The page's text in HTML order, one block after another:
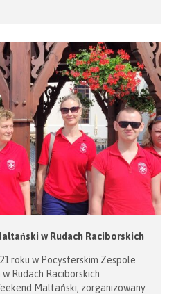
w Rudach Raciborskich
roku w Pocysterskim Zespole
Rudach Raciborskich
Maltański, zorganizowany